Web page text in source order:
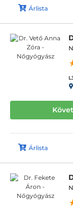
Árlista
Árlista